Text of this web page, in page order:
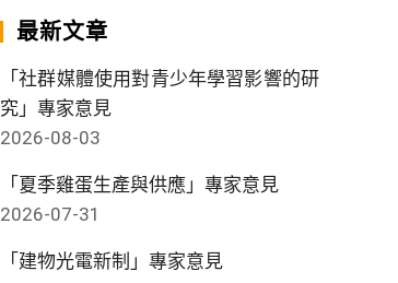
最新文章
「社群媒體使用對青少年學習影響的研
究」專家意見
2026-08-03
「夏季雞蛋生產與供應」專家意見
2026-07-31
「建物光電新制」專家意見